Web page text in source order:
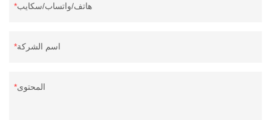
هاتف/واتساب/سكايب
اسم الشركة
المحتوى